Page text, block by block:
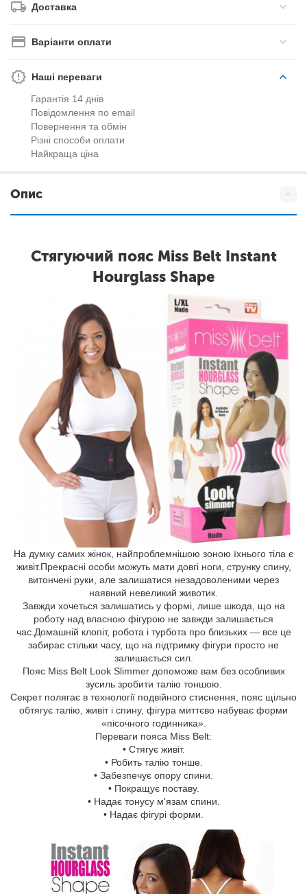
Доставка
Варіанти оплати
Наші переваги
Гарантія 14 днів
Повідомлення по email
Повернення та обмін
Різні способи оплати
Найкраща ціна
Опис
Стягуючий пояс Miss Belt Instant
Hourglass Shape
На думку самих жінок, найпроблемнішою зоною їхнього тіла є
живіт.Прекрасні особи можуть мати довгі ноги, струнку спину,
витончені руки, але залишатися незадоволеними через
наявний невеликий животик.
Завжди хочеться залишатись у формі, лише шкода, що на
роботу над власною фігурою не завжди залишається
час.Домашній клопіт, робота і турбота про близьких — все це
забирає стільки часу, що на підтримку фігури просто не
залишається сил.
Пояс Miss Belt Look Slimmer допоможе вам без особливих
зусиль зробити талію тоншою.
Секрет полягає в технології подвійного стиснення, пояс щільно
обтягує талію, живіт і спину, фігура миттєво набуває форми
«пісочного годинника».
Переваги пояса Miss Belt:
• Стягує живіт.
• Робить талію тонше.
• Забезпечує опору спини.
• Покращує поставу.
• Надає тонусу м'язам спини.
• Надає фігурі форми.